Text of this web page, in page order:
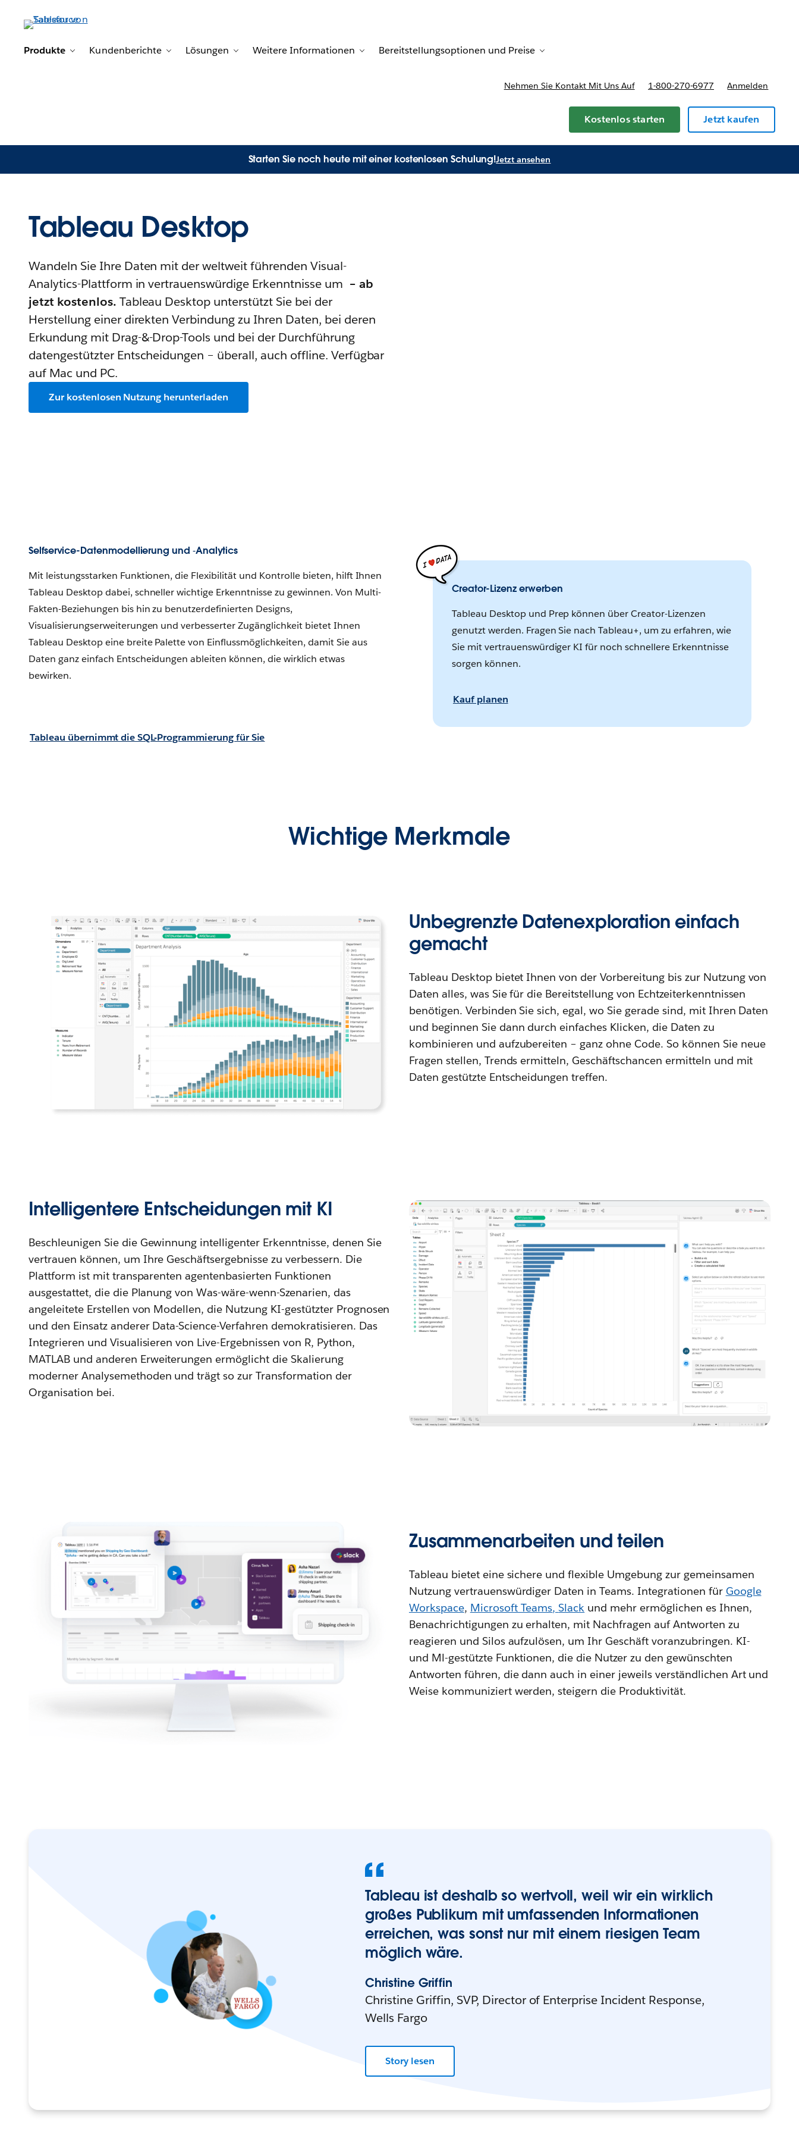
Produkte
Toggle sub-navigation for Produkte
Kundenberichte
Toggle sub-navigation for Kundenberichte
Lösungen
Toggle sub-navigation for Lösungen
Weitere Informationen
Toggle sub-navigation for Weitere Informationen
Bereitstellungsoptionen und Preise
Nehmen Sie Kontakt Mit Uns Auf 1-800-270-6977 Anmelden
Kostenlos starten Jetzt kaufen
Starten Sie noch heute mit einer kostenlosen Schulung!Jetzt ansehen
Tableau Desktop
Wandeln Sie Ihre Daten mit der weltweit führenden Visual-
Analytics-Plattform in vertrauenswürdige Erkenntnisse um – ab
jetzt kostenlos. Tableau Desktop unterstützt Sie bei der
Herstellung einer direkten Verbindung zu Ihren Daten, bei deren
Erkundung mit Drag-&-Drop-Tools und bei der Durchführung
datengestützter Entscheidungen – überall, auch offline. Verfügbar
auf Mac und PC.
Zur kostenlosen Nutzung herunterladen
Selfservice-Datenmodellierung und ‑Analytics
Mit leistungsstarken Funktionen, die Flexibilität und Kontrolle bieten, hilft Ihnen
Tableau Desktop dabei, schneller wichtige Erkenntnisse zu gewinnen. Von Multi-
Fakten-Beziehungen bis hin zu benutzerdefinierten Designs,
Visualisierungserweiterungen und verbesserter Zugänglichkeit bietet Ihnen
Tableau Desktop eine breite Palette von Einflussmöglichkeiten, damit Sie aus
Daten ganz einfach Entscheidungen ableiten können, die wirklich etwas
bewirken.
Tableau übernimmt die SQL-Programmierung für Sie
Creator-Lizenz erwerben
Tableau Desktop und Prep können über Creator-Lizenzen
genutzt werden. Fragen Sie nach Tableau+, um zu erfahren, wie
Sie mit vertrauenswürdiger KI für noch schnellere Erkenntnisse
sorgen können.
Kauf planen
Wichtige Merkmale
Unbegrenzte Datenexploration einfach
gemacht
Tableau Desktop bietet Ihnen von der Vorbereitung bis zur Nutzung von
Daten alles, was Sie für die Bereitstellung von Echtzeiterkenntnissen
benötigen. Verbinden Sie sich, egal, wo Sie gerade sind, mit Ihren Daten
und beginnen Sie dann durch einfaches Klicken, die Daten zu
kombinieren und aufzubereiten – ganz ohne Code. So können Sie neue
Fragen stellen, Trends ermitteln, Geschäftschancen ermitteln und mit
Daten gestützte Entscheidungen treffen.
Intelligentere Entscheidungen mit KI
Beschleunigen Sie die Gewinnung intelligenter Erkenntnisse, denen Sie
vertrauen können, um Ihre Geschäftsergebnisse zu verbessern. Die
Plattform ist mit transparenten agentenbasierten Funktionen
ausgestattet, die die Planung von Was-wäre-wenn-Szenarien, das
angeleitete Erstellen von Modellen, die Nutzung KI-gestützter Prognosen
und den Einsatz anderer Data-Science-Verfahren demokratisieren. Das
Integrieren und Visualisieren von Live-Ergebnissen von R, Python,
MATLAB und anderen Erweiterungen ermöglicht die Skalierung
moderner Analysemethoden und trägt so zur Transformation der
Organisation bei.
Zusammenarbeiten und teilen
Tableau bietet eine sichere und flexible Umgebung zur gemeinsamen
Nutzung vertrauenswürdiger Daten in Teams. Integrationen für Google
Workspace, Microsoft Teams,Slack und mehr ermöglichen es Ihnen,
Benachrichtigungen zu erhalten, mit Nachfragen auf Antworten zu
reagieren und Silos aufzulösen, um Ihr Geschäft voranzubringen. KI-
und Ml-gestützte Funktionen, die die Nutzer zu den gewünschten
Antworten führen, die dann auch in einer jeweils verständlichen Art und
Weise kommuniziert werden, steigern die Produktivität.
Tableau ist deshalb so wertvoll, weil wir ein wirklich
großes Publikum mit umfassenden Informationen
erreichen, was sonst nur mit einem riesigen Team
möglich wäre.
Christine Griffin
Christine Griffin, SVP, Director of Enterprise Incident Response,
Wells Fargo
Story lesen